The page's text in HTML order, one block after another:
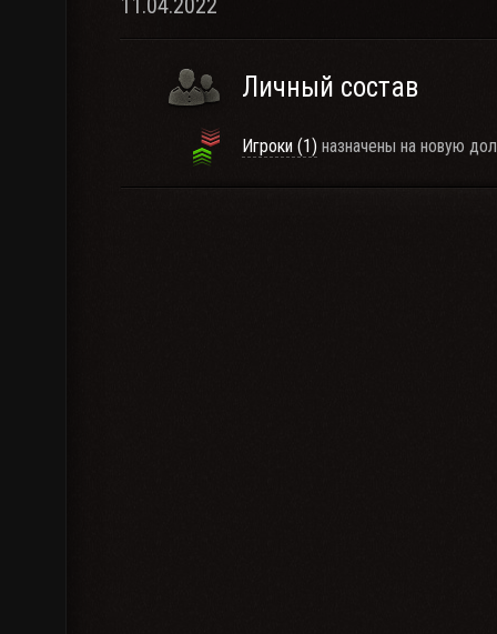
11.04.2022
Личный состав
Игроки (1) назначены на новую